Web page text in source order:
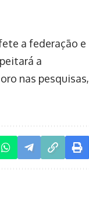
a federação e
a
nas pesquisas,